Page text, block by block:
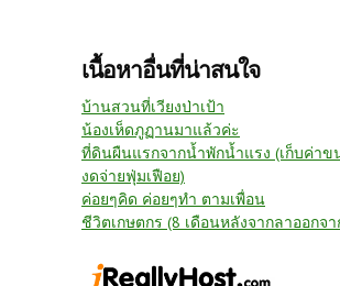
เนื้อหาอื่นที่น่าสนใจ
บ้านสวนที่เวียงป่าเป้า
น้องเห็ดภูฏานมาแล้วค่ะ
ที่ดินผืนแรกจากน้ำพักน้ำแรง (เก็บค่าข
งดจ่ายฟุ่มเฟือย)
ค่อยๆคิด ค่อยๆทำ ตามเพื่อน
ชีวิตเกษตกร (8 เดือนหลังจากลาออกจ